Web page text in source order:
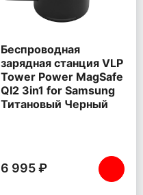
Беспроводная
зарядная станция VLP
Tower Power MagSafe
QI2 3in1 for Samsung
Титановый Черный
6 995 ₽